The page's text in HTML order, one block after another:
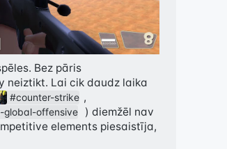
spēles. Bez pāris
Lai cik daudz laika
#counter-strike ,
global-offensive
  ) diemžēl nav
elements piesaistīja,